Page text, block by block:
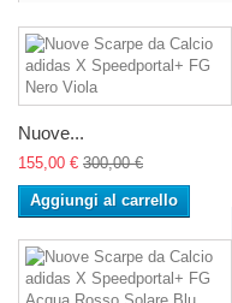
Nuove...
155,00 € 300,00 €
Aggiungi al carrello